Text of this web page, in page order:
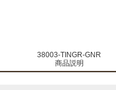
38003-TINGR-GNR
商品説明